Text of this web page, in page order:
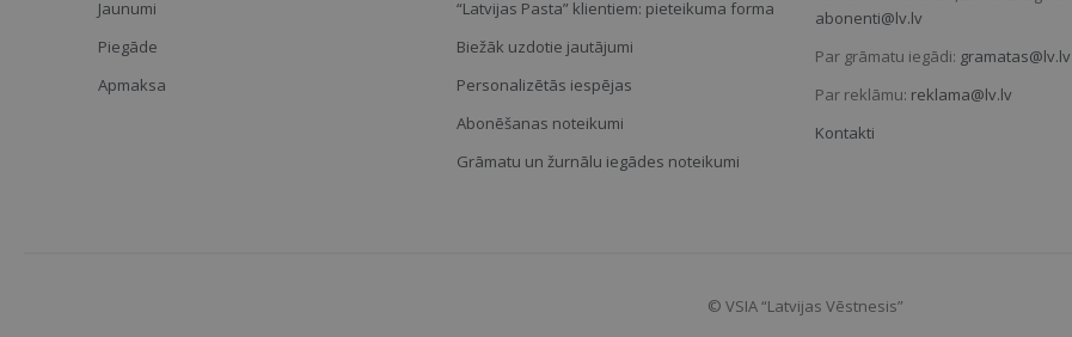
Jaunumi
Piegāde
Apmaksa
“Latvijas Pasta” klientiem: pieteikuma forma
Biežāk uzdotie jautājumi
Personalizētās iespējas
Abonēšanas noteikumi
Grāmatu un žurnālu iegādes noteikumi
abonenti@lv.lv
Par grāmatu iegādi: gramatas@lv.lv
Par reklāmu: reklama@lv.lv
Kontakti
© VSIA “Latvijas Vēstnesis”